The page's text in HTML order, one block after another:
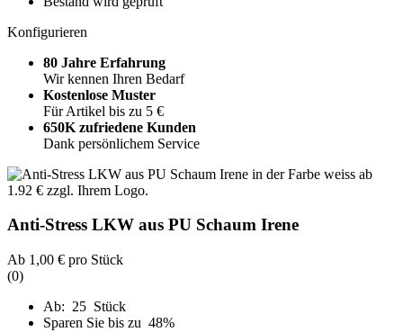
Konfigurieren
80 Jahre Erfahrung
Wir kennen Ihren Bedarf
Kostenlose Muster
Für Artikel bis zu 5 €
650K zufriedene Kunden
Dank persönlichem Service
Anti-Stress LKW aus PU Schaum Irene
Ab 1,00 € pro Stück
(0)
Ab: 25 Stück
Sparen Sie bis zu 48%